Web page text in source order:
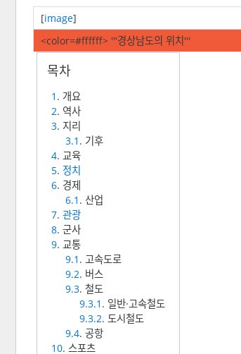
[image]
<color=#ffffff> '''경상남도의 위치'''
1 . 개요
2. 역사
3. 지리
3.1 . 기후
4. 교육
5. 정치
6. 경제
6.1 . 산업
7. 관광
8. 군사
9. 교통
9.1 . 고속도로
9.2. 버스
9.3. 철도
9.3.1 . 일반·고속철도
9.3.2. 도시철도
9.4. 공항
10. 스포츠